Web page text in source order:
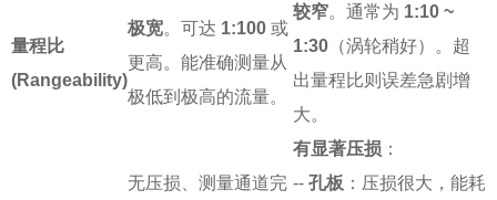
量程比
(Rangeability)
极宽。可达 1:100 或
更高。能准确测量从
极低到极高的流量。
较窄。通常为 1:10 ~
1:30 （涡轮稍好）。超
出量程比则误差急剧增
大。
无压损、测量通道完
有显著压损 ：
-- 孔板 ：压损很大，能耗